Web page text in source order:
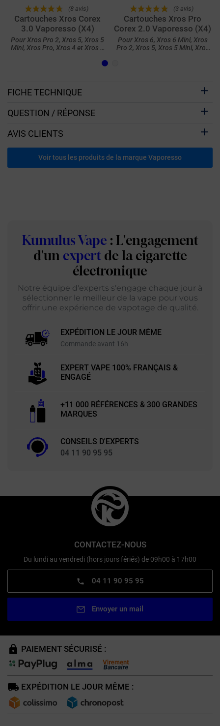
(8 avis)
Cartouches Xros Corex
3.0 Vaporesso (X4)
Pour Xros Pro 2, Xros 5, Xros 5
Mini, Xros Pro, Xros 4 et Xros 4
(3 avis)
Cartouches Xros Pro
Corex 2.0 Vaporesso (X4)
Pour Xros 6, Xros 6 Mini, Xros
Pro 2, Xros 5, Xros 5 Mini, Xros
FICHE TECHNIQUE
QUESTION / RÉPONSE
AVIS CLIENTS
Voir tous les produits de la marque Vaporesso
Kumulus Vape : L'engagement
d'un expert de la cigarette
électronique
Notre équipe d'experts s'engage chaque jour à
sélectionner le meilleur de la vape pour vous
offrir une expérience de vapotage de qualité.
EXPÉDITION LE JOUR MÊME
Commande avant 16h
EXPERT VAPE 100% FRANÇAIS &
ENGAGÉ
+11 000 RÉFÉRENCES & 300 GRANDES
MARQUES
CONSEILS D'EXPERTS
04 11 90 95 95
CONTACTEZ-NOUS
Du lundi au vendredi (hors jours fériés) de 09h00 à 17h00
04 11 90 95 95
Envoyer un mail
PAIEMENT SÉCURISÉ :
EXPÉDITION LE JOUR MÊME :